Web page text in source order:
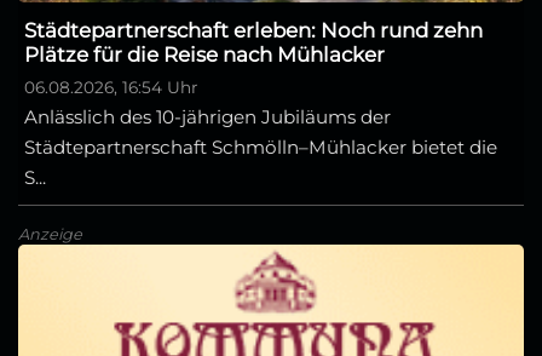
Städtepartnerschaft erleben: Noch rund zehn
Plätze für die Reise nach Mühlacker
06.08.2026, 16:54 Uhr
Anlässlich des 10-jährigen Jubiläums der
Städtepartnerschaft Schmölln–Mühlacker bietet die
S...
Anzeige